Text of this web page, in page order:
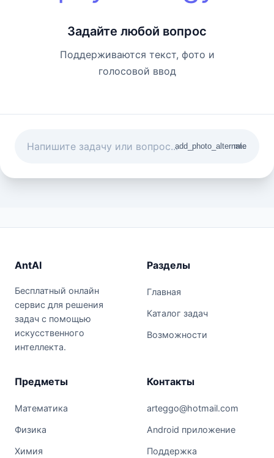
Задайте любой вопрос
Поддерживаются текст, фото и
голосовой ввод
add_photo_alternate
mic
AntAI
Бесплатный онлайн
сервис для решения
задач с помощью
искусственного
интеллекта.
Разделы
Главная
Каталог задач
Возможности
Предметы
Математика
Физика
Химия
Контакты
arteggo@hotmail.com
Android приложение
Поддержка